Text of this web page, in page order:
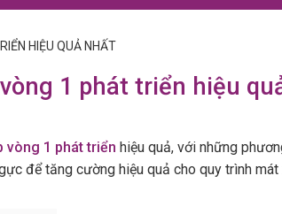
HIỆU QUẢ NHẤT
1 phát triển hiệu
vòng 1 phát triển hiệu quả, với những
để tăng cường hiệu quả cho quy trình mát